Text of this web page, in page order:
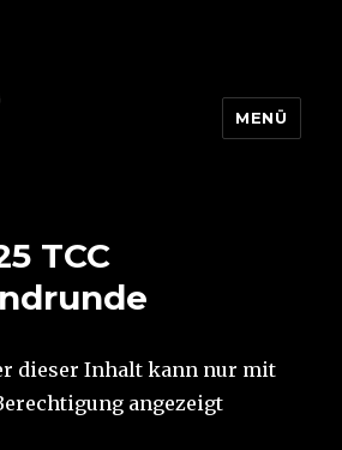
MENÜ
TCC
dieser Inhalt kann nur mit
angezeigt